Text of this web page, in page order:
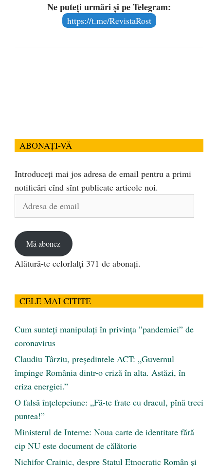
Ne puteți urmări și pe Telegram:
https://t.me/RevistaRost
ABONAȚI-VĂ
Introduceți mai jos adresa de email pentru a primi
notificări cînd sînt publicate articole noi.
Adresa
Mă abonez
Alătură-te celorlalți 371 de abonați.
CELE MAI CITITE
Cum sunteți manipulați în privința ”pandemiei” de
coronavirus
Claudiu Târziu, președintele ACT: „Guvernul
împinge România dintr-o criză în alta. Astăzi, în
criza energiei.”
O falsă înțelepciune: „Fă-te frate cu dracul, pînă treci
puntea!”
Ministerul de Interne: Noua carte de identitate fără
cip NU este document de călătorie
Nichifor Crainic, despre Statul Etnocratic Român şi